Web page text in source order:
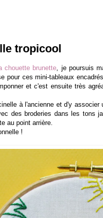
tropicool
chouette brunette , je poursuis
pour ces mini-tableaux
et c'est ensuite très
à l'ancienne et d'y associer
des broderies dans les tons
au point arrière
!